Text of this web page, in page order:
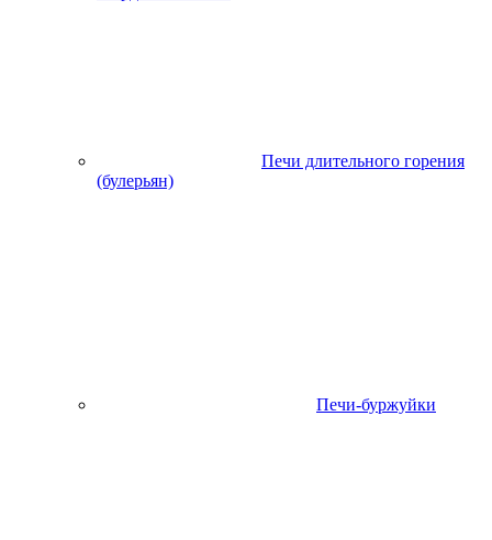
Печи длительного горения
(булерьян)
Печи-буржуйки